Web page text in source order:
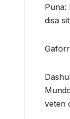
Puna:
disa
veten